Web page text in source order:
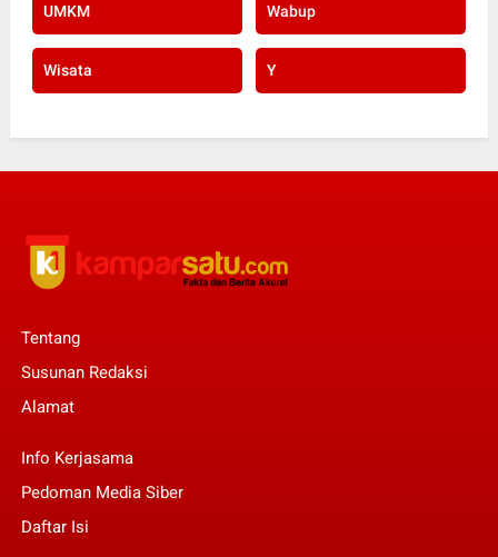
UMKM Wabup
Wisata Y
Tentang
Susunan Redaksi
Alamat
Info Kerjasama
Pedoman Media Siber
Daftar Isi